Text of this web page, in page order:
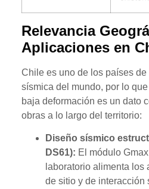
Relevancia
Aplicaciones en
Chile es uno de los países de
sísmica del mundo, por lo
baja deformación es un dato
obras a lo largo del territorio:
Diseño sísmico
DS61): El módulo
laboratorio alimenta los
de sitio y de interacción